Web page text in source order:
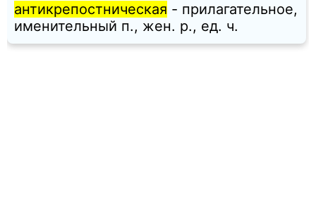
антикрепостническая - прилагательное,
именительный п., жен. p., ед. ч.